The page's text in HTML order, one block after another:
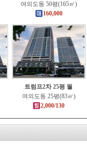
여의도동 50평(165㎡)
160,000
트럼프2차 25평 월
여의도동 25평(83㎡)
2,000/130